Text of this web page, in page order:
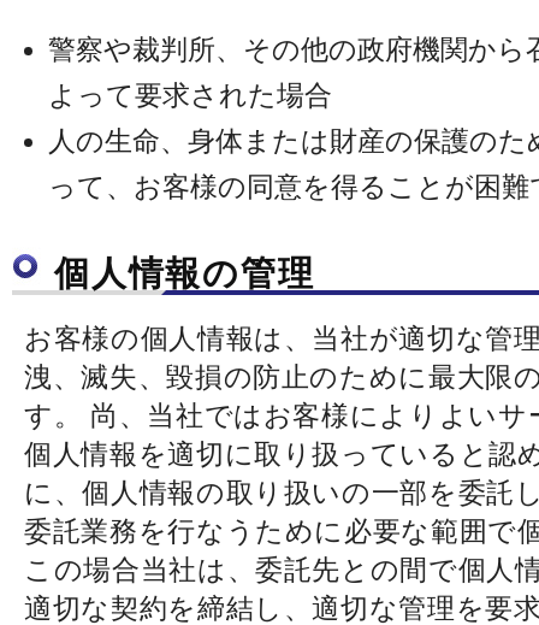
警察や裁判所、その他の政府機関から
よって要求された場合
人の生命、身体または財産の保護の
って、お客様の同意を得ることが困
個人情報の管理
お客様の個人情報は、当社が適切な管
洩、滅失、毀損の防止のために最大限
す。 尚、当社ではお客様によりよい
個人情報を適切に取り扱っていると認
に、個人情報の取り扱いの一部を委託
委託業務を行なうために必要な範囲で
この場合当社は、委託先との間で個人
適切な契約を締結し、適切な管理を要